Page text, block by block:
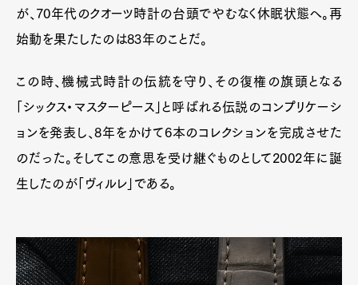
が、70年代のクオーツ時計の台頭でやむなく休眠状態へ。再
始動を果たしたのは83年のことだ。
この時、機械式時計の伝統を守り、その復権の旗頭となる
「シックス・マスターピース」と呼ばれる伝説のコンプリケーシ
ョンを発表し、8年をかけて6本のコレクションを完成させた
のだった。そしてこの意思を受け継ぐものとして2002年に誕
生したのが「ヴィルレ」である。